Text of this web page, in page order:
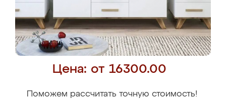
Цена: от 16300.00
Поможем рассчитать точную стоимость!